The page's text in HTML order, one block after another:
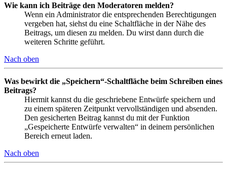
Wie kann ich Beiträge den Moderatoren melden?
Wenn ein Administrator die entsprechenden Berechtigungen
vergeben hat, siehst du eine Schaltfläche in der Nähe des
Beitrags, um diesen zu melden. Du wirst dann durch die
weiteren Schritte geführt.
Nach oben
Was bewirkt die „Speichern“-Schaltfläche beim Schreiben eines
Beitrags?
Hiermit kannst du die geschriebene Entwürfe speichern und
zu einem späteren Zeitpunkt vervollständigen und absenden.
Den gesicherten Beitrag kannst du mit der Funktion
„Gespeicherte Entwürfe verwalten“ in deinem persönlichen
Bereich erneut laden.
Nach oben